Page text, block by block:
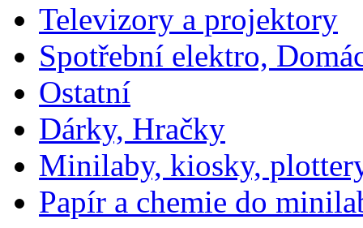
Televizory a projektory
Spotřební elektro,
Ostatní
Dárky, Hračky
Minilaby, kiosky,
Papír a chemie do